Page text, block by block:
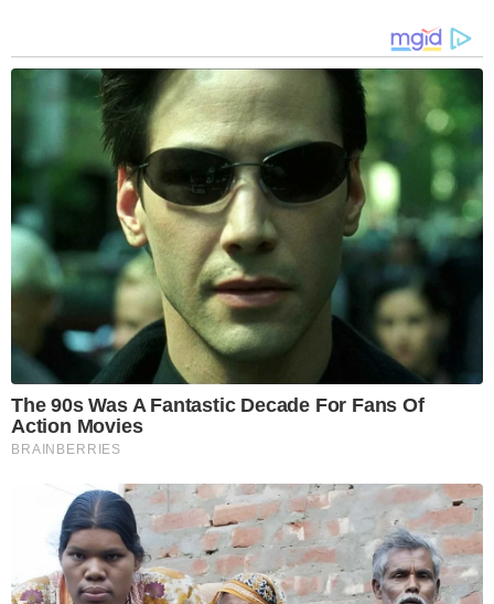
The 90s Was A Fantastic Decade For Fans Of
Action Movies
BRAINBERRIES